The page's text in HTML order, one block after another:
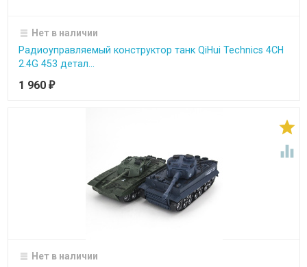
Нет в наличии
Радиоуправляемый конструктор танк QiHui Technics 4CH
2.4G 453 детал...
1 960 ₽


Нет в наличии